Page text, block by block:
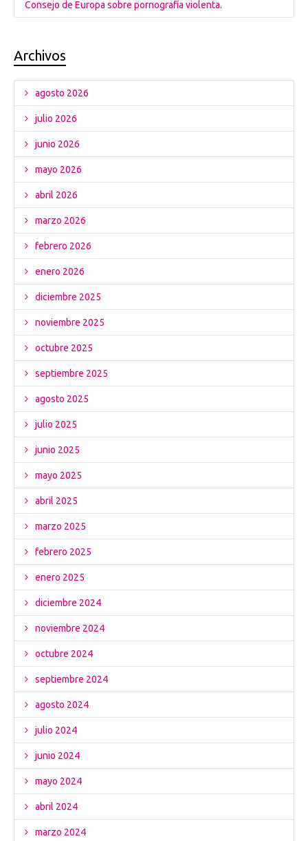
Consejo de Europa sobre pornografía violenta.
Archivos
agosto 2026
julio 2026
junio 2026
mayo 2026
abril 2026
marzo 2026
febrero 2026
enero 2026
diciembre 2025
noviembre 2025
octubre 2025
septiembre 2025
agosto 2025
julio 2025
junio 2025
mayo 2025
abril 2025
marzo 2025
febrero 2025
enero 2025
diciembre 2024
noviembre 2024
octubre 2024
septiembre 2024
agosto 2024
julio 2024
junio 2024
mayo 2024
abril 2024
marzo 2024